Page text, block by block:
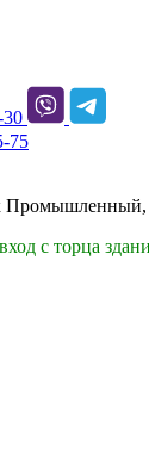
30
75
с торца